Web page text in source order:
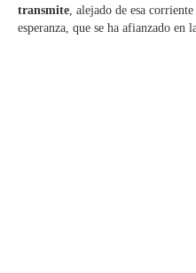
transmite, alejado de esa
esperanza, que se ha afianzado en